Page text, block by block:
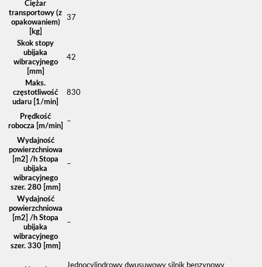
Ciężar
transportowy (z
opakowaniem)
[kg]
37
Skok stopy
ubijaka
wibracyjnego
[mm]
42
Maks.
częstotliwość
udaru [1/min]
830
Prędkość
robocza [m/min]
–
Wydajność
powierzchniowa
[m2] /h Stopa
ubijaka
wibracyjnego
szer. 280 [mm]
–
Wydajność
powierzchniowa
[m2] /h Stopa
ubijaka
wibracyjnego
szer. 330 [mm]
–